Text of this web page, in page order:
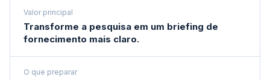
Valor principal
Transforme a pesquisa em um briefing de
fornecimento mais claro.
O que preparar